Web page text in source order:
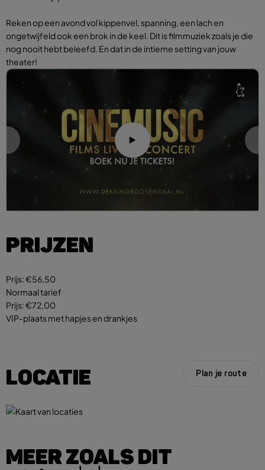
Reken op een avond vol kippenvel, spanning, een lach en
ongetwijfeld ook een brok in de keel. Dit is filmmuziek zoals je die
nog nooit hebt beleefd. En dat in de intieme setting van jouw
theater!
PRIJZEN
Prijs:€56,50
Normaal tarief
Prijs:€72,00
VIP-plaats met hapjes en drankjes
LOCATIE Plan je route
MEER ZOALS DIT